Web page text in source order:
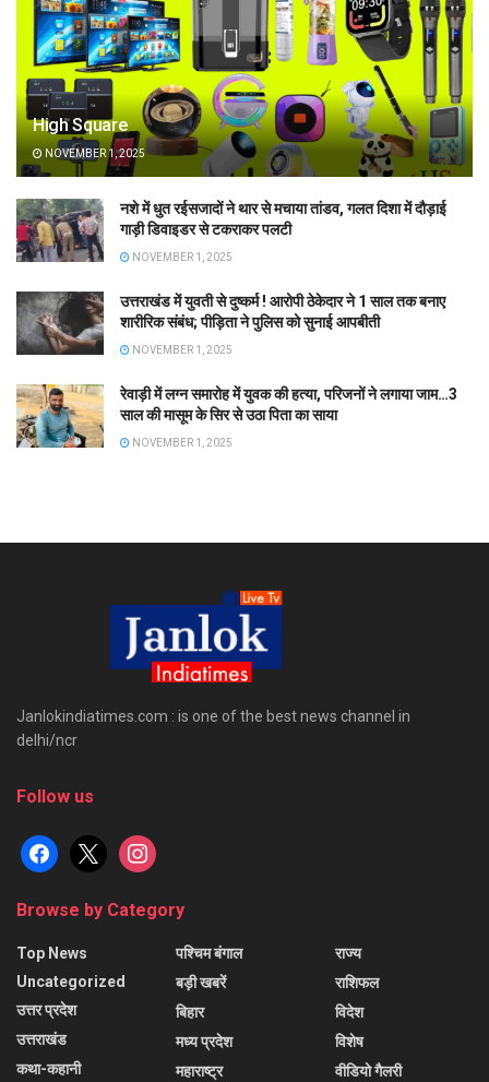
High Square
NOVEMBER 1, 2025
नशे में धुत रईसजादों ने थार से मचाया तांडव, गलत दिशा में दौड़ाई
गाड़ी डिवाइडर से टकराकर पलटी
NOVEMBER 1, 2025
उत्तराखंड में युवती से दुष्कर्म ! आरोपी ठेकेदार ने 1 साल तक बनाए
शारीरिक संबंध; पीड़िता ने पुलिस को सुनाई आपबीती
NOVEMBER 1, 2025
रेवाड़ी में लग्न समारोह में युवक की हत्या, परिजनों ने लगाया जाम…3
साल की मासूम के सिर से उठा पिता का साया
NOVEMBER 1, 2025
Janlokindiatimes.com : is one of the best news channel in
delhi/ncr
Follow us
facebook
x instagram
Browse by Category
Top News
Uncategorized
उत्तर प्रदेश
उत्तराखंड
कथा-कहानी
पश्चिम बंगाल
बड़ी खबरें
बिहार
मध्य प्रदेश
महाराष्ट्र
राज्य
राशिफल
विदेश
विशेष
वीडियो गैलरी